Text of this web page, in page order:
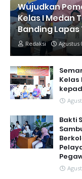
Wujudkan
Kelas I Medan
Banding
Redaksi Agustus
Kelas
Bakti